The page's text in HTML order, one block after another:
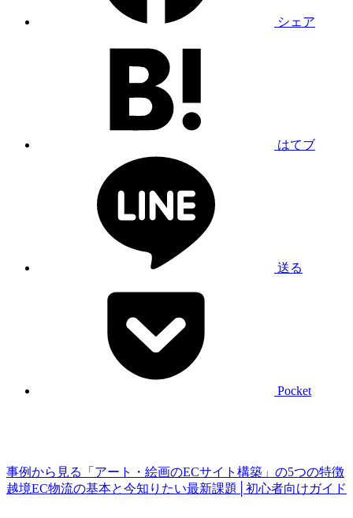
シェア
はてブ
送る
Pocket
事例から見る「アート・絵画のECサイト構築」の5つの特徴
越境EC物流の基本と今知りたい最新課題│初心者向けガイド